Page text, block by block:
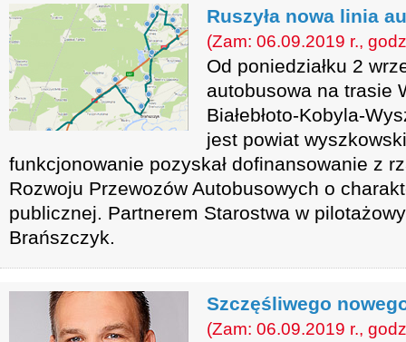
Ruszyła nowa linia
(Zam: 06.09.2019 r.,
Od poniedziałku 2
autobusowa na trasie
Białebłoto-Kobyla-
jest powiat
funkcjonowanie pozyskał dofinansowanie z
Rozwoju Przewozów Autobusowych o
publicznej. Partnerem Starostwa w
Brańszczyk.
Szczęśliwego
(Zam: 06.09.2019 r.,